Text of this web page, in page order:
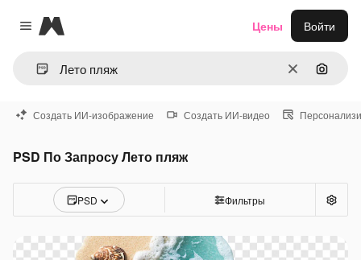
Close menu
Magnific
ОчиститьПоиск
Цены Войти
Создать ИИ-изображение Создать ИИ-видео
PSD По Запросу Лето пляж
PSD Фильтры